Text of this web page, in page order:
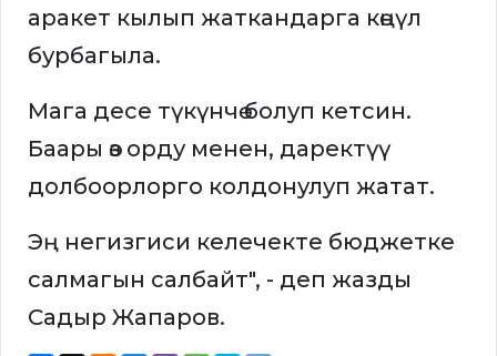
аракет кылып жаткандарга көңүл
бурбагыла.
Мага десе түкүнчө болуп кетсин.
Баары өз орду менен, даректүү
долбоорлорго колдонулуп жатат.
Эң негизгиси келечекте бюджетке
салмагын салбайт", - деп жазды
Садыр Жапаров.